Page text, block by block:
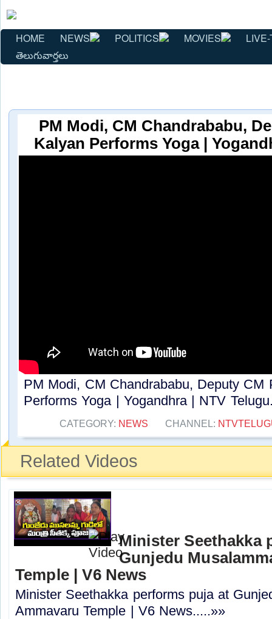
HOME NEWS POLITICS MOVIES
తెలుగువార్తలు
PM Modi, CM Chandrababu,
Kalyan Performs Yoga |
PM Modi, CM Chandrababu, Deputy CM
Performs Yoga | Yogandhra | NTV
CATEGORY: NEWS CHANNEL:
Related Videos
Minister Seethakka
Gunjedu
Temple | V6 News
Minister Seethakka performs puja at
Ammavaru Temple | V6 News.....»»